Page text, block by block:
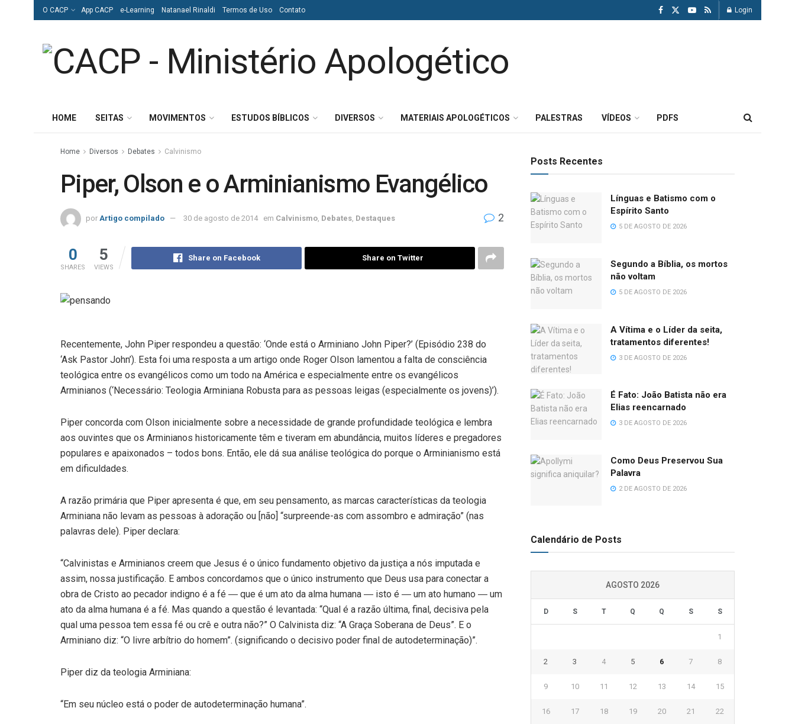
O CACP App CACP e-Learning Natanael Rinaldi Termos de Uso Contato Login
HOME SEITAS MOVIMENTOS ESTUDOS BÍBLICOS DIVERSOS MATERIAIS APOLOGÉTICOS PALESTRAS VÍDEOS PDFS
Home Diversos Debates Calvinismo
Piper, Olson e o Arminianismo Evangélico
por Artigo compilado 30 de agosto de 2014 em Calvinismo Debates Destaques 2
0
SHARES
5
VIEWS
Share on Facebook Share on Twitter
Recentemente, John Piper respondeu a questão: ‘Onde está o Arminiano John Piper?’ (Episódio 238 do
‘Ask Pastor John’). Esta foi uma resposta a um artigo onde Roger Olson lamentou a falta de consciência
teológica entre os evangélicos como um todo na América e especialmente entre os evangélicos
Arminianos (‘Necessário: Teologia Arminiana Robusta para as pessoas leigas (especialmente os jovens)’).
Piper concorda com Olson inicialmente sobre a necessidade de grande profundidade teológica e lembra
aos ouvintes que os Arminianos historicamente têm e tiveram em abundância, muitos líderes e pregadores
populares e apaixonados – todos bons. Então, ele dá sua análise teológica do porque o Arminianismo está
em dificuldades.
A razão primária que Piper apresenta é que, em seu pensamento, as marcas características da teologia
Arminiana não levam as pessoas à adoração ou [não] “surpreende-as com assombro e admiração” (nas
palavras dele). Piper declara:
“Calvinistas e Arminianos creem que Jesus é o único fundamento objetivo da justiça a nós imputada e
assim, nossa justificação. E ambos concordamos que o único instrumento que Deus usa para conectar a
obra de Cristo ao pecador indigno é a fé ― que é um ato da alma humana ― isto é ― um ato humano ― um
ato da alma humana é a fé. Mas quando a questão é levantada: “Qual é a razão última, final, decisiva pela
qual uma pessoa tem essa fé ou crê e outra não?” O Calvinista diz: “A Graça Soberana de Deus”. E o
Arminiano diz: “O livre arbítrio do homem”. (significando o decisivo poder final de autodeterminação)”.
Piper diz da teologia Arminiana:
“Em seu núcleo está o poder de autodeterminação humana”.
Posts Recentes
Línguas e Batismo com o
Espírito Santo
5 DE AGOSTO DE 2026
Segundo a Bíblia, os mortos
não voltam
5 DE AGOSTO DE 2026
A Vítima e o Líder da seita,
tratamentos diferentes!
3 DE AGOSTO DE 2026
É Fato: João Batista não era
Elias reencarnado
3 DE AGOSTO DE 2026
Como Deus Preservou Sua
Palavra
2 DE AGOSTO DE 2026
Calendário de Posts
AGOSTO 2026
D S T Q Q S S
1
2 3 4 5 6 7 8
9 10 11 12 13 14 15
16 17 18 19 20 21 22